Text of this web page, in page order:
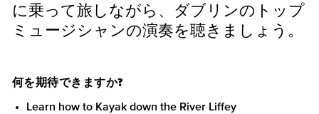
に乗って旅しながら、ダブリンのトップ
ミュージシャンの演奏を聴きましょう。
何を期待できますか?
Learn how to Kayak down the River Liffey